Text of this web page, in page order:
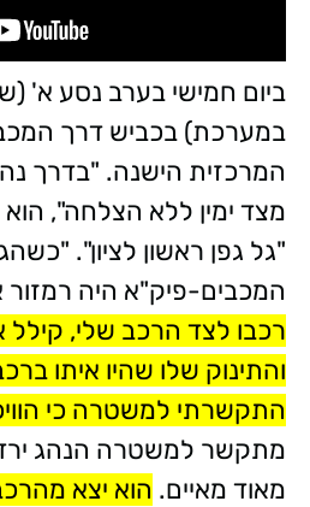
ביום חמישי בערב נסע א'
במערכת) בכביש דרך
המרכזית הישנה. "בדרך
מצד ימין ללא הצלחה",
"גל גפן ראשון לציון".
המכבים-פיק"א היה רמזור
רכבו לצד הרכב שלי, קילל
והתינוק שלו שהיו איתו
התקשרתי למשטרה כי
מתקשר למשטרה הנהג
מאוד מאיים. הוא יצא